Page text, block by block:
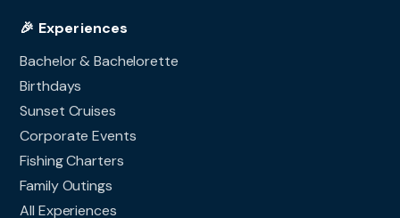
🎉 Experiences
Bachelor & Bachelorette
Birthdays
Sunset Cruises
Corporate Events
Fishing Charters
Family Outings
All Experiences